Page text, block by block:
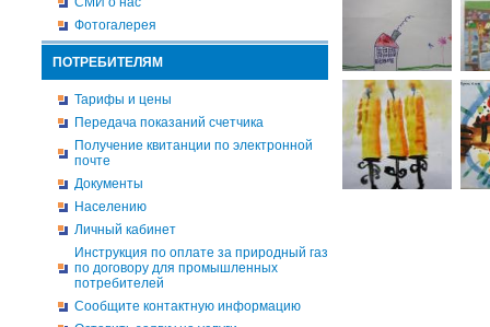
Фотогалерея
ПОТРЕБИТЕЛЯМ
Тарифы и цены
Передача показаний счетчика
Получение квитанции по электронной
почте
Документы
Населению
Личный кабинет
Инструкция по оплате за природный газ
по договору для промышленных
потребителей
Сообщите контактную информацию